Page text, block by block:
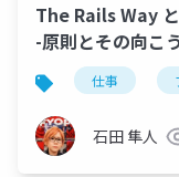
The Rails Way
-原則とその向こ
仕事
石田 隼人